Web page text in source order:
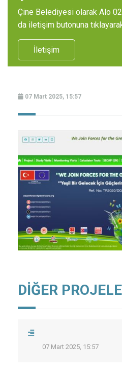
Çine Belediyesi olarak Alo
da iletişim butonuna
İletişim
07 Mart 2025, 15:57
DİĞER
07 Mart 2025, 15:57